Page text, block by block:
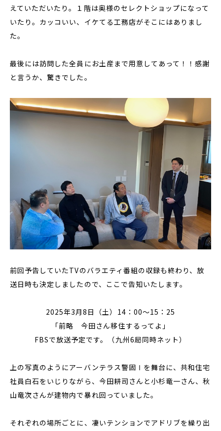
えていただいたり。１階は奥様のセレクトショップになって
いたり。カッコいい、イケてる工務店がそこにはありまし
た。
最後には訪問した全員にお土産まで用意してあって！！感謝
と言うか、驚きでした。
前回予告していたTVのバラエティ番組の収録も終わり、放
送日時も決定しましたので、ここで告知いたします。
2025年3月8日（土）14：00～15：25
「前略 今田さん移住するってよ」
FBSで放送予定です。（九州6局同時ネット）
上の写真のようにアーバンテラス警固Ⅰを舞台に、共和住宅
社員白石をいじりながら、今田耕司さんと小杉竜一さん、秋
山竜次さんが建物内で暴れ回っていました。
それぞれの場所ごとに、凄いテンションでアドリブを繰り出